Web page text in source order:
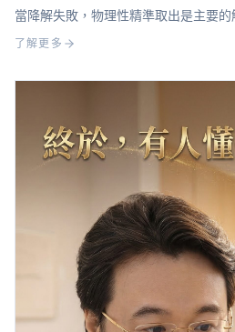
當降解失敗，物理性精準取出是主要的
了解更多